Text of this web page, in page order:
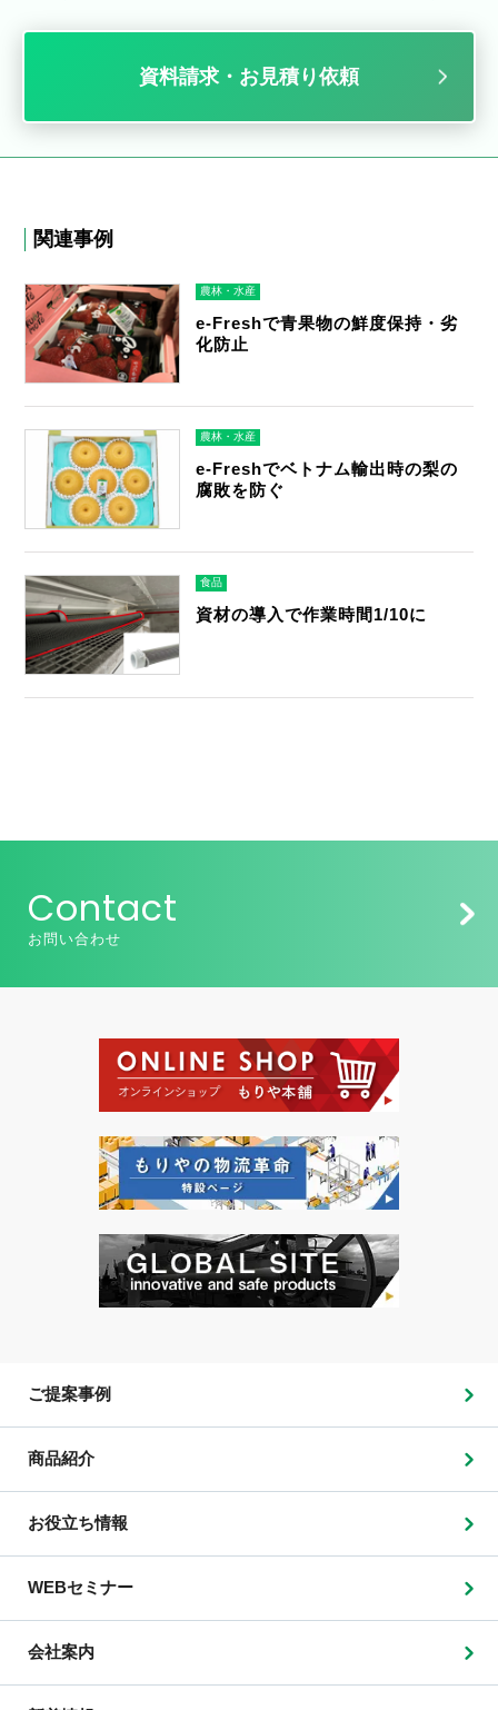
資料請求・お見積り依頼
関連事例
農林・水産
e-Freshで青果物の鮮度保持・劣
化防止
農林・水産
e-Freshでベトナム輸出時の梨の
腐敗を防ぐ
食品
資材の導入で作業時間1/10に
Contact
お問い合わせ
ご提案事例
商品紹介
お役立ち情報
WEBセミナー
会社案内